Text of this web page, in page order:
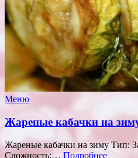
Меню
Жареные кабачки на
Жареные кабачки на зиму Тип:
Сложность:… Подробнее